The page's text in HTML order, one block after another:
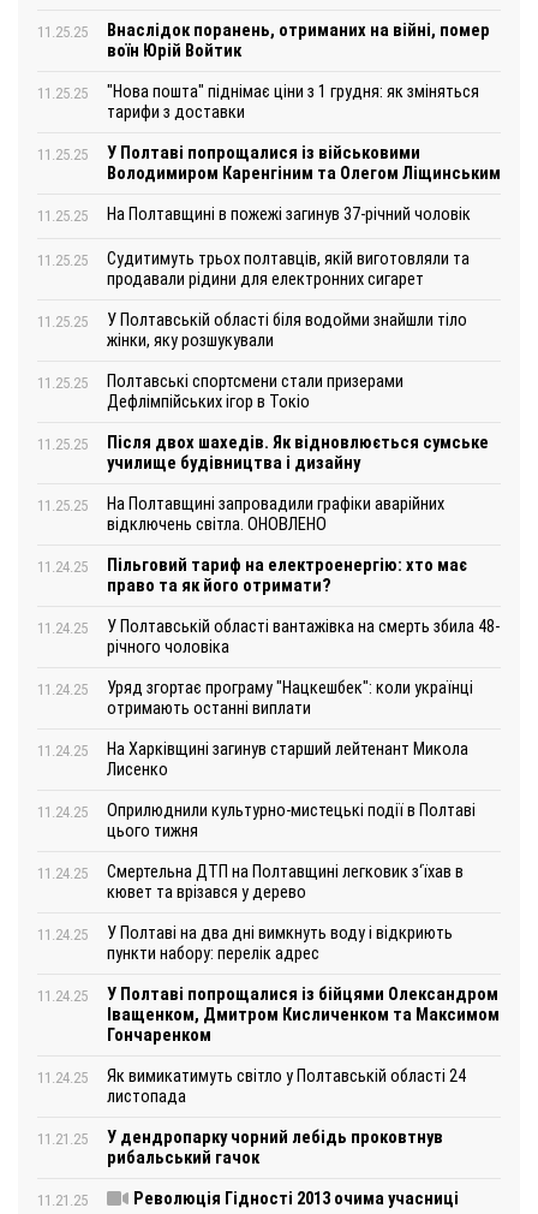
11.25.25
Внаслідок поранень, отриманих на війні, помер
воїн Юрій Войтик
11.25.25
"Нова пошта" піднімає ціни з 1 грудня: як зміняться
тарифи з доставки
11.25.25
У Полтаві попрощалися із військовими
Володимиром Каренгіним та Олегом Ліщинським
11.25.25 На Полтавщині в пожежі загинув 37-річний чоловік
11.25.25
Судитимуть трьох полтавців, якій виготовляли та
продавали рідини для електронних сигарет
11.25.25
У Полтавській області біля водойми знайшли тіло
жінки, яку розшукували
11.25.25
Полтавські спортсмени стали призерами
Дефлімпійських ігор в Токіо
11.25.25
Після двох шахедів. Як відновлюється сумське
училище будівництва і дизайну
11.25.25
На Полтавщині запровадили графіки аварійних
відключень світла. ОНОВЛЕНО
11.24.25
Пільговий тариф на електроенергію: хто має
право та як його отримати?
11.24.25
У Полтавській області вантажівка на смерть збила 48-
річного чоловіка
11.24.25
Уряд згортає програму "Нацкешбек": коли українці
отримають останні виплати
11.24.25
На Харківщині загинув старший лейтенант Микола
Лисенко
11.24.25
Оприлюднили культурно-мистецькі події в Полтаві
цього тижня
11.24.25
Смертельна ДТП на Полтавщині легковик з‘їхав в
кювет та врізався у дерево
11.24.25
У Полтаві на два дні вимкнуть воду і відкриють
пункти набору: перелік адрес
11.24.25
У Полтаві попрощалися із бійцями Олександром
Іващенком, Дмитром Кисличенком та Максимом
Гончаренком
11.24.25
Як вимикатимуть світло у Полтавській області 24
листопада
11.21.25
У дендропарку чорний лебідь проковтнув
рибальський гачок
11.21.25 Революція Гідності 2013 очима учасниці